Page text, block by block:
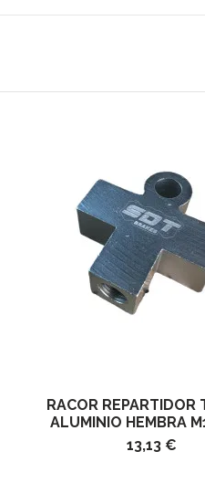
RACOR REPARTIDOR
ALUMINIO HEMBRA
13,13 €